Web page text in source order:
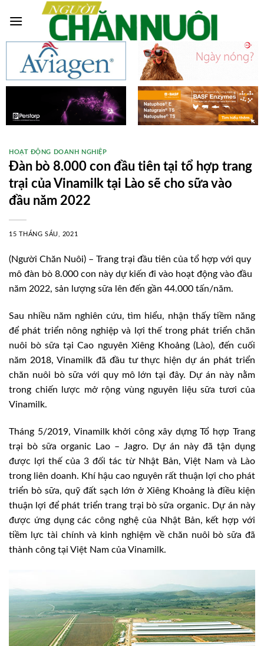
HOẠT ĐỘNG DOANH NGHIỆP
Đàn bò 8.000 con đầu tiên tại tổ hợp trang
trại của Vinamilk tại Lào sẽ cho sữa vào
đầu năm 2022
15 THÁNG SÁU, 2021
(Người Chăn Nuôi) – Trang trại đầu tiên của tổ hợp với quy
mô đàn bò 8.000 con này dự kiến đi vào hoạt động vào đầu
năm 2022, sản lượng sữa lên đến gần 44.000 tấn/năm.
Sau nhiều năm nghiên cứu, tìm hiểu, nhận thấy tiềm năng
để phát triển nông nghiệp và lợi thế trong phát triển chăn
nuôi bò sữa tại Cao nguyên Xiêng Khoảng (Lào), đến cuối
năm 2018, Vinamilk đã đầu tư thực hiện dự án phát triển
chăn nuôi bò sữa với quy mô lớn tại đây. Dự án này nằm
trong chiến lược mở rộng vùng nguyên liệu sữa tươi của
Vinamilk.
Tháng 5/2019, Vinamilk khởi công xây dựng Tổ hợp Trang
trại bò sữa organic Lao – Jagro. Dự án này đã tận dụng
được lợi thế của 3 đối tác từ Nhật Bản, Việt Nam và Lào
trong liên doanh. Khí hậu cao nguyên rất thuận lợi cho phát
triển bò sữa, quỹ đất sạch lớn ở Xiêng Khoảng là điều kiện
thuận lợi để phát triển trang trại bò sữa organic. Dự án này
được ứng dụng các công nghệ của Nhật Bản, kết hợp với
tiềm lực tài chính và kinh nghiệm về chăn nuôi bò sữa đã
thành công tại Việt Nam của Vinamilk.